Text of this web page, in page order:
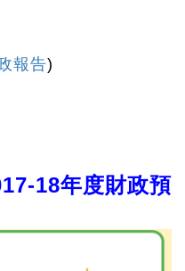
報告)
18年度財政預